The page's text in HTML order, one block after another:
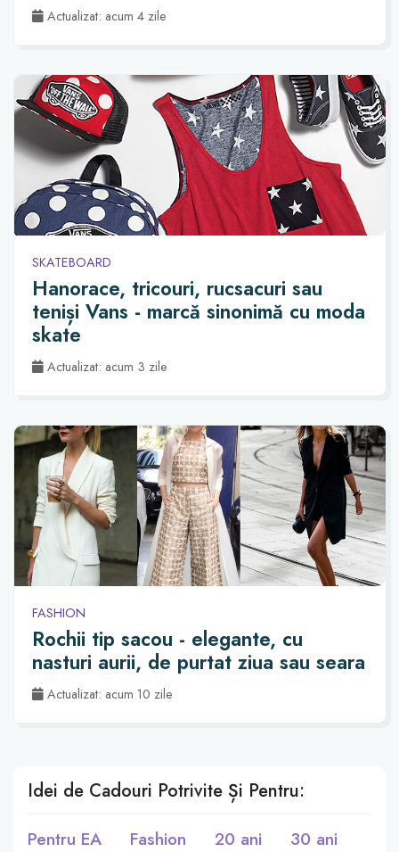
Actualizat: acum 4 zile
SKATEBOARD
Hanorace, tricouri, rucsacuri sau
teniși Vans - marcă sinonimă cu moda
skate
Actualizat: acum 3 zile
FASHION
Rochii tip sacou - elegante, cu
nasturi aurii, de purtat ziua sau seara
Actualizat: acum 10 zile
Idei de Cadouri Potrivite Și Pentru:
Pentru EA Fashion 20 ani
30 ani